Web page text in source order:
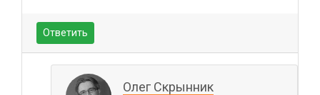
Ответить
Олег Скрынник